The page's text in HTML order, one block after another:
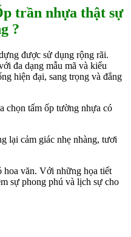
trần nhựa thật sự
?
được sử dụng rộng rãi.
đa dạng mẫu mã và kiểu
hiện đại, sang trọng và đẳng
chọn tấm ốp tường nhựa có
lại cảm giác nhẹ nhàng, tươi
hoa văn. Với những họa tiết
sự phong phú và lịch sự cho